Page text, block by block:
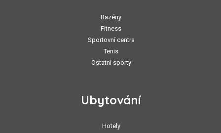
Bazény
Fitness
Sportovní centra
Tenis
Ostatní sporty
Ubytování
Hotely